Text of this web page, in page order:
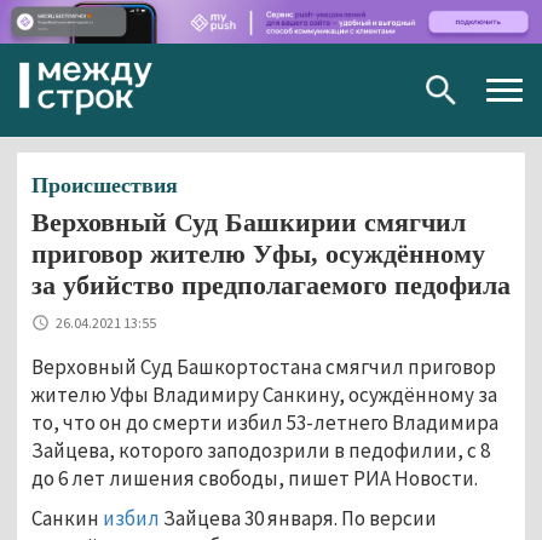
Происшествия
Верховный Суд Башкирии смягчил
приговор жителю Уфы, осуждённому
за убийство предполагаемого педофила
26.04.2021 13:55
Верховный Суд Башкортостана смягчил приговор
жителю Уфы Владимиру Санкину, осуждённому за
то, что он до смерти избил 53-летнего Владимира
Зайцева, которого заподозрили в педофилии, с 8
до 6 лет лишения свободы, пишет РИА Новости.
Санкин избил Зайцева 30 января. По версии